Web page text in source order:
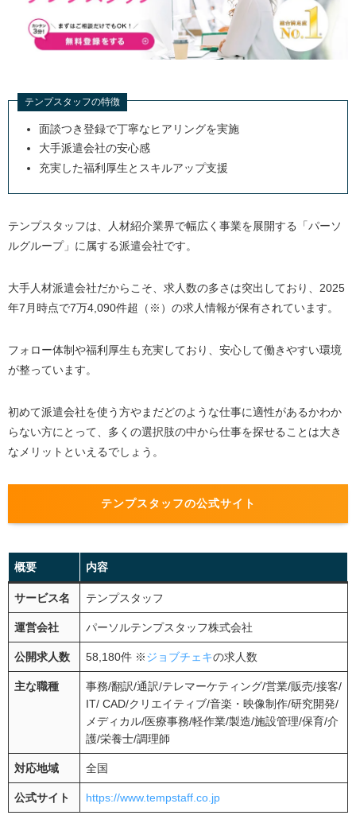
テンプスタッフの特徴
面談つき登録で丁寧なヒアリングを実施
大手派遣会社の安心感
充実した福利厚生とスキルアップ支援
テンプスタッフは、人材紹介業界で幅広く事業を展開する「パーソ
ルグループ」に属する派遣会社です。
大手人材派遣会社だからこそ、求人数の多さは突出しており、2025
年7月時点で7万4,090件超（※）の求人情報が保有されています。
フォロー体制や福利厚生も充実しており、安心して働きやすい環境
が整っています。
初めて派遣会社を使う方やまだどのような仕事に適性があるかわか
らない方にとって、多くの選択肢の中から仕事を探せることは大き
なメリットといえるでしょう。
テンプスタッフの公式サイト
概要 内容
サービス名 テンプスタッフ
運営会社 パーソルテンプスタッフ株式会社
公開求人数 58,180件 ※ジョブチェキの求人数
主な職種
事務/翻訳/通訳/テレマーケティング/営業/販売/接客/
IT/ CAD/クリエイティブ/音楽・映像制作/研究開発/
メディカル/医療事務/軽作業/製造/施設管理/保育/介
護/栄養士/調理師
対応地域 全国
公式サイト https://www.tempstaff.co.jp